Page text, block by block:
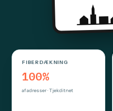
FIBERDÆKNING
100%
af adresser · Tjekditnet